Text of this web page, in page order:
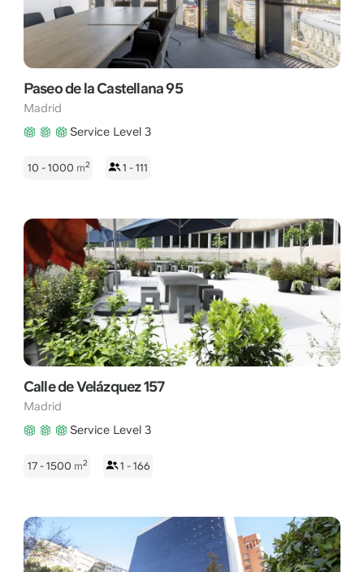
Paseo de la Castellana 95
Madrid
Service Level 3
10 - 1000 m2 1 - 111
Calle de Velázquez 157
Madrid
Service Level 3
17 - 1500 m2 1 - 166